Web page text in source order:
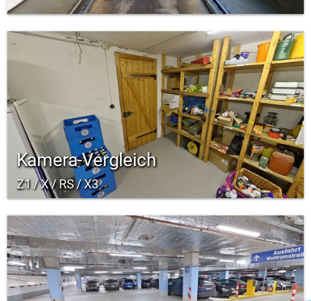
Kamera-Vergleich
Z1 / X / RS / X3